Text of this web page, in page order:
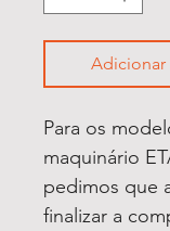
Adicionar
Para os
maquinário
pedimos que
finalizar a